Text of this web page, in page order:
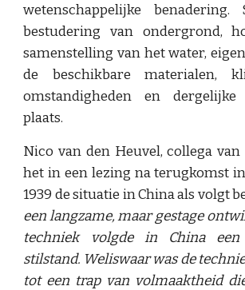
wetenschappelijke benadering.
bestudering van ondergrond,
samenstelling van het water,
de beschikbare materialen,
omstandigheden en
plaats.
Nico van den Heuvel, collega
het in een lezing na terugkomst
1939 de situatie in China als volgt
een langzame, maar gestage
techniek volgde in China
stilstand. Weliswaar was de
tot een trap van volmaaktheid